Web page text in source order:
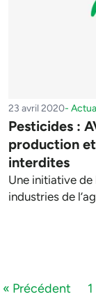
23 avril 2020-
Pesticides :
production
interdites
Une initiative de
industries de
« Précédent 1